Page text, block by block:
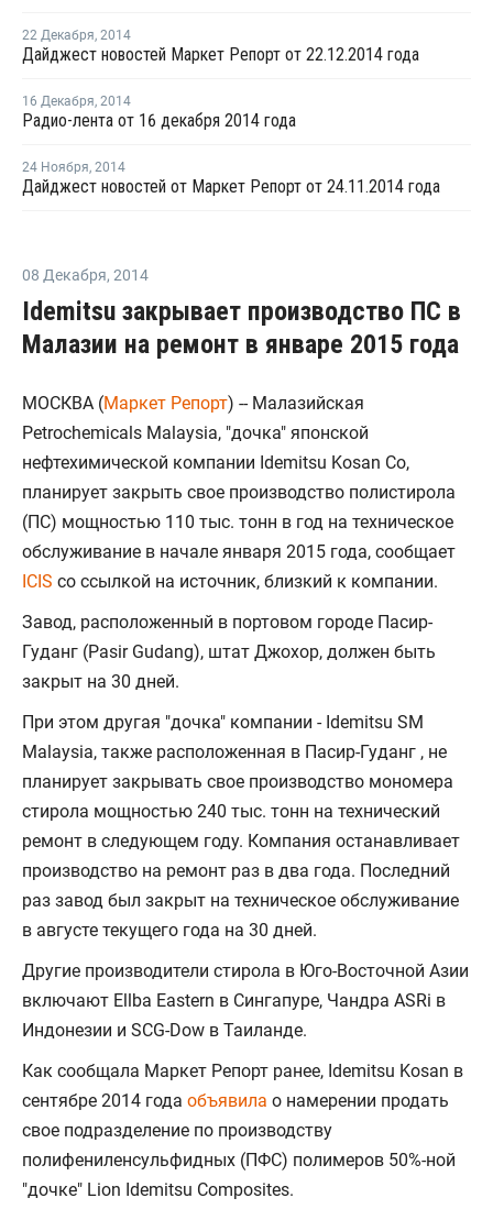
22 Декабря, 2014
Дайджест новостей Маркет Репорт от 22.12.2014 года
16 Декабря, 2014
Радио-лента от 16 декабря 2014 года
24 Ноября, 2014
Дайджест новостей от Маркет Репорт от 24.11.2014 года
08 Декабря, 2014
Idemitsu закрывает производство ПС в
Малазии на ремонт в январе 2015 года
МОСКВА (Маркет Репорт) -- Малазийская
Petrochemicals Malaysia, "дочка" японской
нефтехимической компании Idemitsu Kosan Co,
планирует закрыть свое производство полистирола
(ПС) мощностью 110 тыс. тонн в год на техническое
обслуживание в начале января 2015 года, сообщает
ICIS со ссылкой на источник, близкий к компании.
Завод, расположенный в портовом городе Пасир-
Гуданг (Pasir Gudang), штат Джохор, должен быть
закрыт на 30 дней.
При этом другая "дочка" компании - Idemitsu SM
Malaysia, также расположенная в Пасир-Гуданг , не
планирует закрывать свое производство мономера
стирола мощностью 240 тыс. тонн на технический
ремонт в следующем году. Компания останавливает
производство на ремонт раз в два года. Последний
раз завод был закрыт на техническое обслуживание
в августе текущего года на 30 дней.
Другие производители стирола в Юго-Восточной Азии
включают Ellba Eastern в Сингапуре, Чандра ASRi в
Индонезии и SCG-Dow в Таиланде.
Как сообщала Маркет Репорт ранее, Idemitsu Kosan в
сентябре 2014 года объявила о намерении продать
свое подразделение по производству
полифениленсульфидных (ПФС) полимеров 50%-ной
"дочке" Lion Idemitsu Composites.